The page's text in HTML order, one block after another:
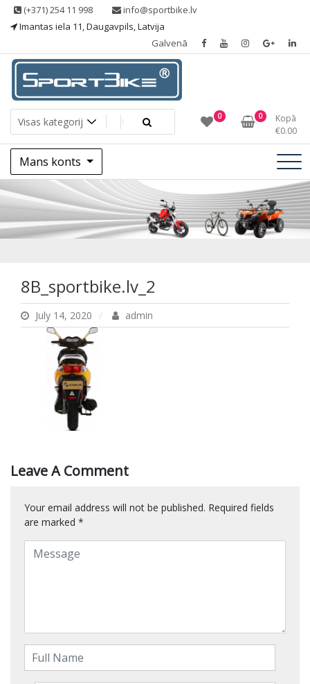
Skip (+371) 254 11 998
info@sportbike.lv
Imantas iela 11, Daugavpils, Latvija
Galvenā
Sportbike
Sporting goods 0 0
Kopā
€0.00
Mans konts
8B_sportbike.lv_2
8B_sportbike.lv_2
July 14, 2020 admin
Leave A Comment
Your email address will not be published. Required fields
are marked *